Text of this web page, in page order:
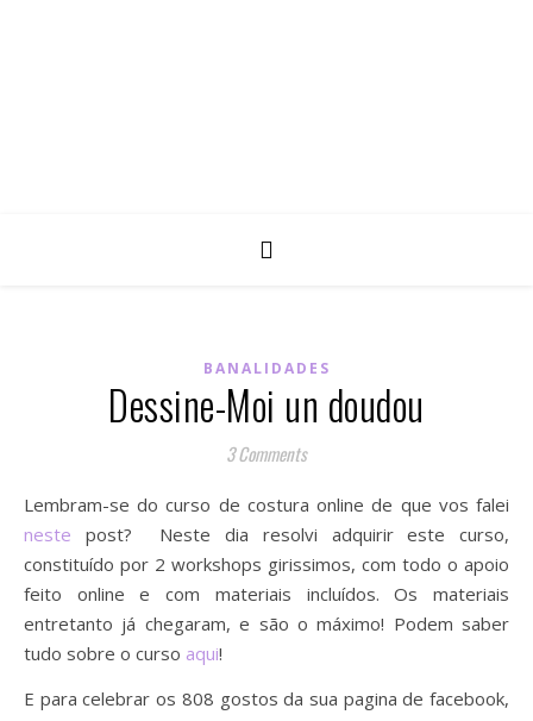
BANALIDADES
Dessine-Moi un doudou
3 Comments
Lembram-se do curso de costura online de que vos falei
neste post? Neste dia resolvi adquirir este curso,
constituído por 2 workshops girissimos, com todo o apoio
feito online e com materiais incluídos. Os materiais
entretanto já chegaram, e são o máximo! Podem saber
tudo sobre o curso aqui!
E para celebrar os 808 gostos da sua pagina de facebook,